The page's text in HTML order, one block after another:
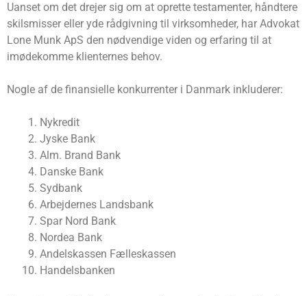
Uanset om det drejer sig om at oprette testamenter, håndtere
skilsmisser eller yde rådgivning til virksomheder, har Advokat
Lone Munk ApS den nødvendige viden og erfaring til at
imødekomme klienternes behov.
Nogle af de finansielle konkurrenter i Danmark inkluderer:
Nykredit
Jyske Bank
Alm. Brand Bank
Danske Bank
Sydbank
Arbejdernes Landsbank
Spar Nord Bank
Nordea Bank
Andelskassen Fælleskassen
Handelsbanken